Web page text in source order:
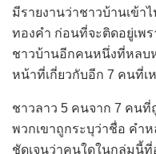
มีรายงานว่าชาวบ้านเข้า
ทองคำ ก่อนที่จะติดอยู่เพ
ชาวบ้านอีกคนหนึ่งที่หลบ
หน้าที่เกี่ยวกับอีก 7 คนที่เ
ชาวลาว 5 คนจาก 7 คนที่
พวกเขาถูกระบุว่าชื่อ คำ
ชัดเจนว่าคนใดในกลุ่มนี้